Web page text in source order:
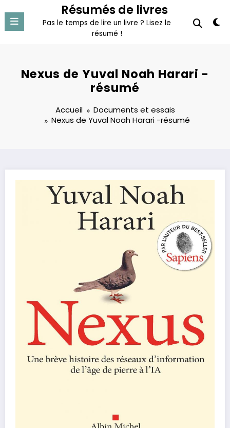
au
contenu
Résumés de livres
Pas le temps de lire un livre ? Lisez le
résumé !
Nexus de Yuval Noah Harari -
résumé
Accueil
Documents et essais
Nexus de Yuval Noah Harari -résumé